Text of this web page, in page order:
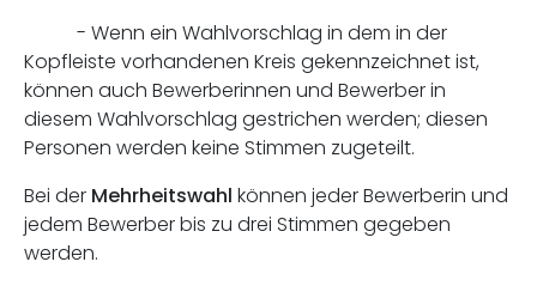
- Wenn ein Wahlvorschlag in dem in der
Kopfleiste vorhandenen Kreis gekennzeichnet ist,
können auch Bewerberinnen und Bewerber in
diesem Wahlvorschlag gestrichen werden; diesen
Personen werden keine Stimmen zugeteilt.
Bei der Mehrheitswahl können jeder Bewerberin und
jedem Bewerber bis zu drei Stimmen gegeben
werden.